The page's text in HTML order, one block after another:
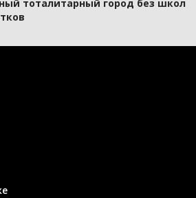
тоталитарный город без школ